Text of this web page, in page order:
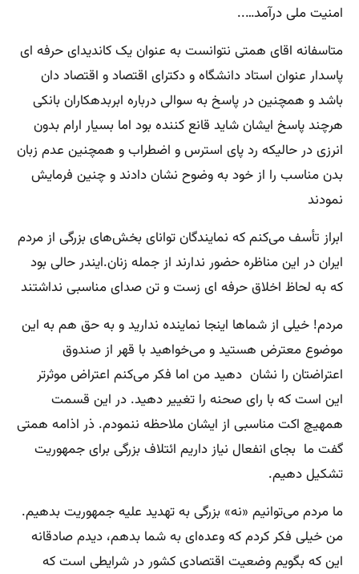
امنیت ملی درآمد…..
متاسفانه اقای همتی نتوانست به عنوان یک کاندیدای حرفه ای
پاسدار عنوان استاد دانشگاه و دکترای اقتصاد و اقتصاد دان
باشد و همچنین در پاسخ به سوالی درباره ابربدهکاران بانکی
هرچند پاسخ ایشان شاید قانع کننده بود اما بسیار ارام بدون
انرزی در حالیکه رد پای استرس و اضطراب و همچنین عدم زبان
بدن مناسب را از خود به وضوح نشان دادند و چنین فرمایش
نمودند
ابراز تأسف می‌کنم که نمایندگان توانای بخش‌های بزرگی از مردم
ایران در این مناظره حضور ندارند از جمله زنان.ایندر حالی بود
که به لحاظ اخلاق حرفه ای زست و تن صدای مناسبی نداشتند
مردم! خیلی از شماها اینجا نماینده ندارید و به حق هم به این
موضوع معترض هستید و می‌خواهید با قهر از صندوق
اعتراضتان را نشان دهید من اما فکر می‌کنم اعتراض موثرتر
این است که با رای صحنه را تغییر دهید. در این قسمت
همهیچ اکت مناسبی از ایشان ملاحظه ننمودم. ذر اذامه همتی
گفت ما بجای انفعال نیاز داریم ائتلاف بزرگی برای جمهوریت
تشکیل دهیم.
ما مردم می‌توانیم «نه» بزرگی به تهدید علیه جمهوریت بدهیم.
من خیلی فکر کردم که وعده‌ای به شما بدهم، دیدم صادقانه
این که بگویم وضعیت اقتصادی کشور در شرایطی است که